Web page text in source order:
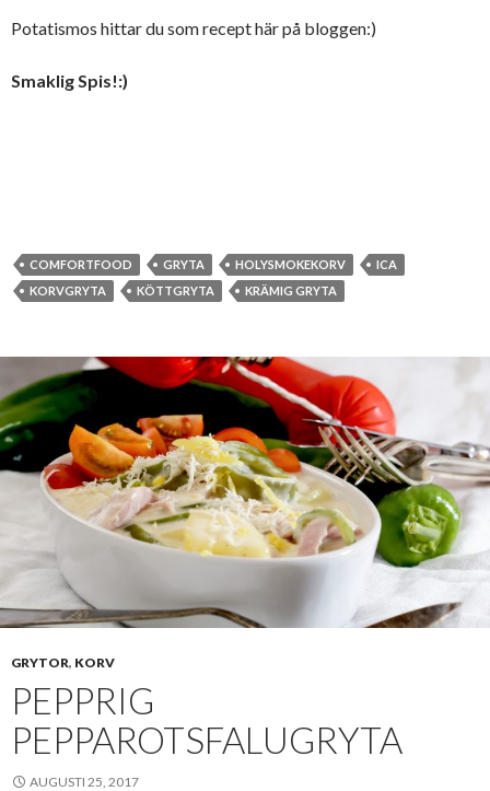
Potatismos hittar du som recept här på bloggen:)
Smaklig Spis!:)
COMFORTFOOD GRYTA HOLYSMOKEKORV
ICA
KORVGRYTA
KÖTTGRYTA KRÄMIG GRYTA
GRYTOR, KORV
PEPPRIG
PEPPAROTSFALUGRYTA
AUGUSTI 25, 2017